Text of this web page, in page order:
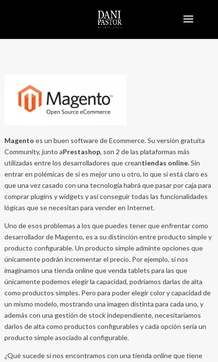
Magento es un buen software de Ecommerce. Su versión gratuita
Community, junto aPrestashop, son 2 de las plataformas más
utilizadas entre los desarrolladores que creantiendas online. Sin
entrar en polémicas de si es mejor uno u otro, lo que sí está claro es
que una vez casado con una tecnología habrá que pasar por caja para
comprar plugins y widgets y así conseguir todas las funcionalidades
lógicas que se necesitan para vender en Internet.
Uno de esos problemas a los que puedes tener que enfrentar como
desarrollador de Magento, es a su distinción entre producto simple y
producto configurable. Un producto simple adminte opciones que
únicamente podrán incrementar el precio. Por ejemplo, si nos
imaginamos una tienda online que venda tablets para las que
únicamente podemos elegir la capacidad, podríamos darlas de alta
como productos simples. Pero para poder elegir color y capacidad de
un mismo modelo, mostrando una imagen distinta para cada uno, y
además con una gestión de stock independiente, necesitaríamos
darlos de alta como productos configurables y cada opción sería un
producto simple asociado al configurable.
¿Qué sucede si nos encontramos con una tienda online que tiene